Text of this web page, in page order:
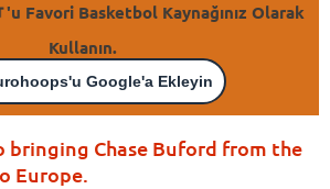
'u Favori Basketbol Kaynağınız Olarak
Kullanın.
Google'a Ekleyin
bringing Chase Buford from the
Europe.